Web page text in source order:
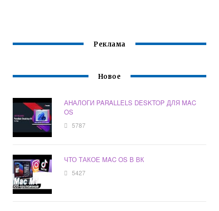
Реклама
Новое
АНАЛОГИ PARALLELS DESKTOP ДЛЯ MAC
OS
5787
ЧТО ТАКОЕ MAC OS В ВК
5427